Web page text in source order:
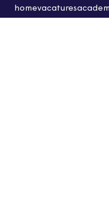
homevacatures